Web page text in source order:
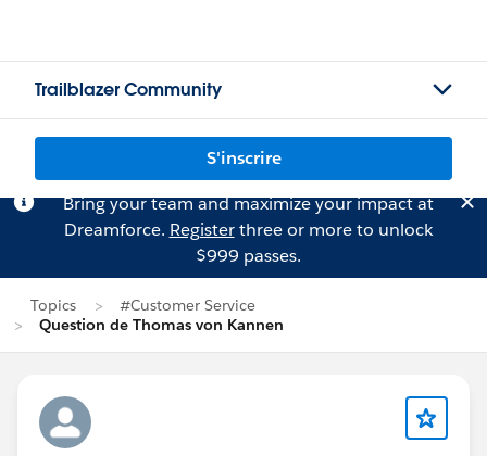
Trailblazer Community
S'inscrire
Bring your team and maximize your impact at
Dreamforce. Registerthree or more to unlock
$999 passes.
Topics
#Customer Service
Question de Thomas von Kannen